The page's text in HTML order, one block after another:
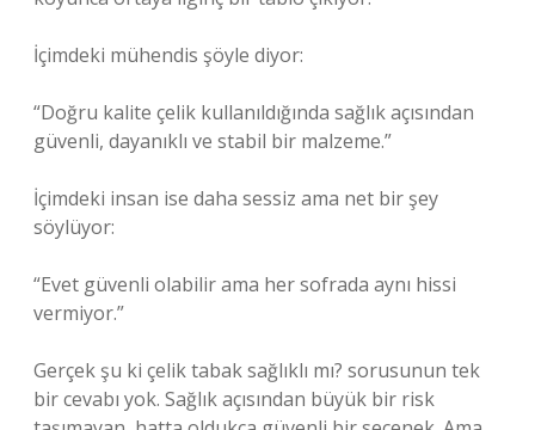
İçimdeki mühendis şöyle diyor:
“Doğru kalite çelik kullanıldığında sağlık açısından
güvenli, dayanıklı ve stabil bir malzeme.”
İçimdeki insan ise daha sessiz ama net bir şey
söylüyor:
“Evet güvenli olabilir ama her sofrada aynı hissi
vermiyor.”
Gerçek şu ki çelik tabak sağlıklı mı? sorusunun tek
bir cevabı yok. Sağlık açısından büyük bir risk